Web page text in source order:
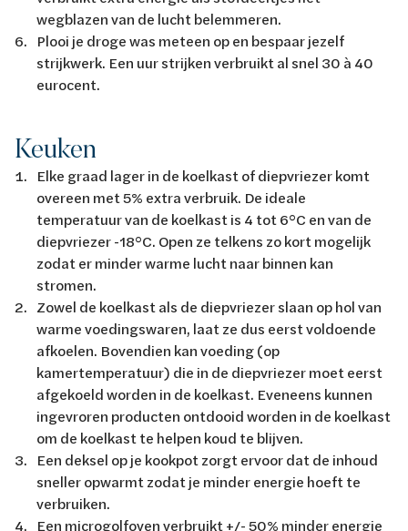
wegblazen van de lucht belemmeren.
Plooi je droge was meteen op en bespaar jezelf
strijkwerk. Een uur strijken verbruikt al snel 30 à 40
eurocent.
Keuken
Elke graad lager in de koelkast of diepvriezer komt
overeen met 5% extra verbruik. De ideale
temperatuur van de koelkast is 4 tot 6°C en van de
diepvriezer -18°C. Open ze telkens zo kort mogelijk
zodat er minder warme lucht naar binnen kan
stromen.
Zowel de koelkast als de diepvriezer slaan op hol van
warme voedingswaren, laat ze dus eerst voldoende
afkoelen. Bovendien kan voeding (op
kamertemperatuur) die in de diepvriezer moet eerst
afgekoeld worden in de koelkast. Eveneens kunnen
ingevroren producten ontdooid worden in de koelkast
om de koelkast te helpen koud te blijven.
Een deksel op je kookpot zorgt ervoor dat de inhoud
sneller opwarmt zodat je minder energie hoeft te
verbruiken.
Een microgolfoven verbruikt +/- 50% minder energie